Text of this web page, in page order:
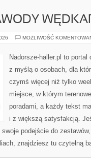
MOŻLIWOŚĆ
Nadorsze-haller.pl to portal
z myślą o osobach, dla
czymś więcej niż tylko
miejsce, w którym
poradami, a każdy tekst
i z większą satysfakcją.
podejście do
znajdziesz tu czytelną